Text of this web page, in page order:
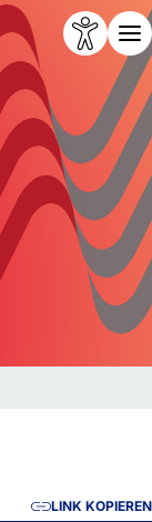
LINK KOPIEREN